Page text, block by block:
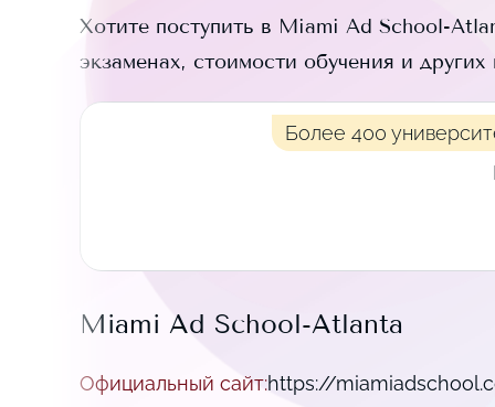
Хотите поступить в Miami Ad School-
экзаменах, стоимости обучения и
Более 400
Miami Ad School-Atlanta
Официальный сайт:https://